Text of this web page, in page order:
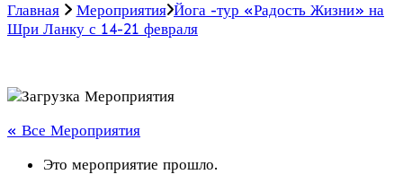
Главная
Мероприятия Йога -тур «Радость Жизни» на
Шри Ланку с 14-21 февраля
« Все Мероприятия
Это мероприятие прошло.